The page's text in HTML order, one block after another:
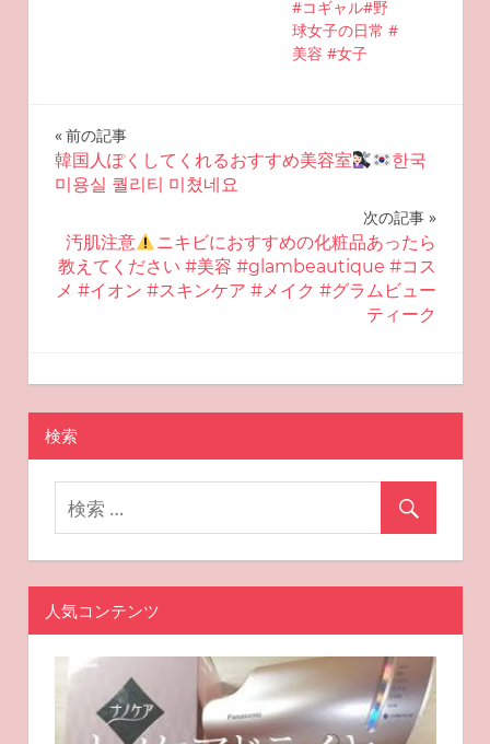
#コギャル#野
球女子の日常 #
美容 #女子
投
稿
ナ
ビ
シ
ョ
ン
前の記事
韓国人ぽくしてくれるおすすめ美容室
한국
미용실 퀄리티 미쳤네요
次の記事
汚肌注意
ニキビにおすすめの化粧品あったら
教えてください #美容 #glambeautique #コス
メ #イオン #スキンケア #メイク #グラムビュー
ティーク
2025-10-13
miyu
おすすめ美容
検索
人気コンテンツ